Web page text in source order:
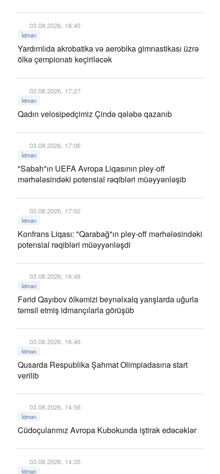
03.08.2026, 18:45
İdman
Yardımlıda akrobatika və aerobika gimnastikası üzrə
ölkə çempionatı keçiriləcək
03.08.2026, 17:27
İdman
Qadın velosipedçimiz Çində qələbə qazanıb
03.08.2026, 17:06
İdman
"Sabah"ın UEFA Avropa Liqasının pley-off
mərhələsindəki potensial rəqibləri müəyyənləşib
03.08.2026, 17:02
İdman
Konfrans Liqası: "Qarabağ"ın pley-off mərhələsindəki
potensial rəqibləri müəyyənləşdi
03.08.2026, 16:48
İdman
Fərid Qayıbov ölkəmizi beynəlxalq yarışlarda uğurla
təmsil etmiş idmançılarla görüşüb
03.08.2026, 16:46
İdman
Qusarda Respublika Şahmat Olimpiadasına start
verilib
03.08.2026, 14:56
İdman
Cüdoçularımız Avropa Kubokunda iştirak edəcəklər
03.08.2026, 14:35
İdman